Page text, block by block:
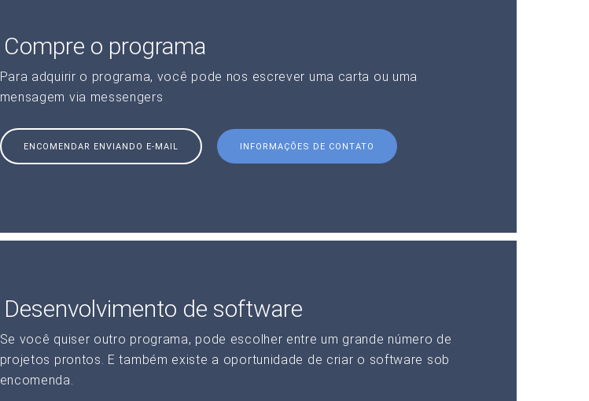
Compre o programa
Para adquirir o programa, você pode nos escrever uma carta ou uma
mensagem via messengers
ENCOMENDAR ENVIANDO E-MAIL INFORMAÇÕES DE CONTATO
Desenvolvimento de software
Se você quiser outro programa, pode escolher entre um grande número de
projetos prontos. E também existe a oportunidade de criar o software sob
encomenda.